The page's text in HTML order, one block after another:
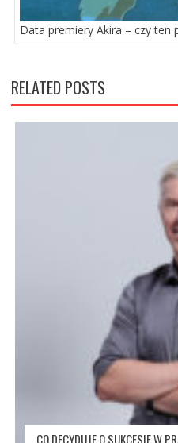
Data premiery Akira – czy ten
RELATED POSTS
CO DECYDUJE O SUKCESIE W